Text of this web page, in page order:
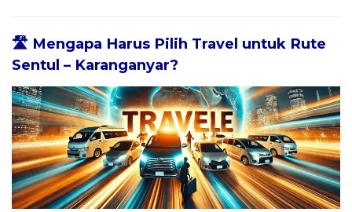
🛣️ Mengapa Harus Pilih Travel untuk Rute
Sentul – Karanganyar?